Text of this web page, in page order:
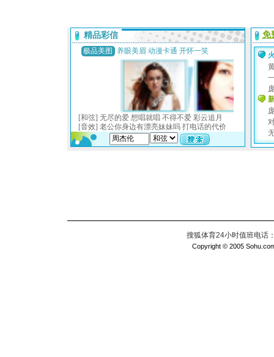
搜狐体育24小时值班电话
Copyright © 2005